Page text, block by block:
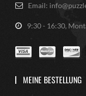
Email:
9:30 - 16:30,
MEINE BESTELLUNG